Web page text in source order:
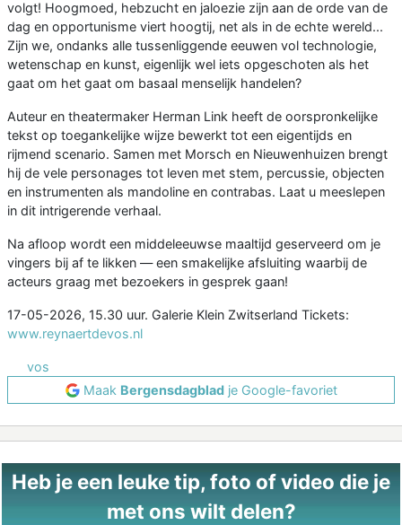
volgt! Hoogmoed, hebzucht en jaloezie zijn aan de orde van de
dag en opportunisme viert hoogtij, net als in de echte wereld...
Zijn we, ondanks alle tussenliggende eeuwen vol technologie,
wetenschap en kunst, eigenlijk wel iets opgeschoten als het
gaat om het gaat om basaal menselijk handelen?
Auteur en theatermaker Herman Link heeft de oorspronkelijke
tekst op toegankelijke wijze bewerkt tot een eigentijds en
rijmend scenario. Samen met Morsch en Nieuwenhuizen brengt
hij de vele personages tot leven met stem, percussie, objecten
en instrumenten als mandoline en contrabas. Laat u meeslepen
in dit intrigerende verhaal.
Na afloop wordt een middeleeuwse maaltijd geserveerd om je
vingers bij af te likken — een smakelijke afsluiting waarbij de
acteurs graag met bezoekers in gesprek gaan!
17-05-2026, 15.30 uur. Galerie Klein Zwitserland Tickets:
www.reynaertdevos.nl
vos
Maak Bergensdagbladje Google-favoriet
Heb je een leuke tip, foto of video die je
met ons wilt delen?